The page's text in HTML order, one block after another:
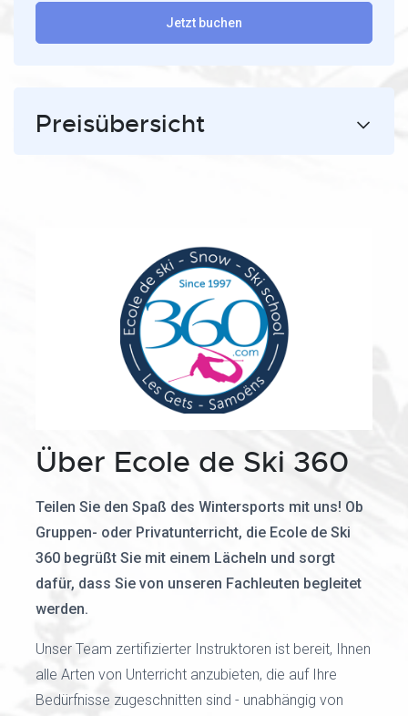
Jetzt buchen
Preisübersicht
Über Ecole de Ski 360
Teilen Sie den Spaß des Wintersports mit uns! Ob
Gruppen- oder Privatunterricht, die Ecole de Ski
360 begrüßt Sie mit einem Lächeln und sorgt
dafür, dass Sie von unseren Fachleuten begleitet
werden.
Unser Team zertifizierter Instruktoren ist bereit, Ihnen
alle Arten von Unterricht anzubieten, die auf Ihre
Bedürfnisse zugeschnitten sind - unabhängig von